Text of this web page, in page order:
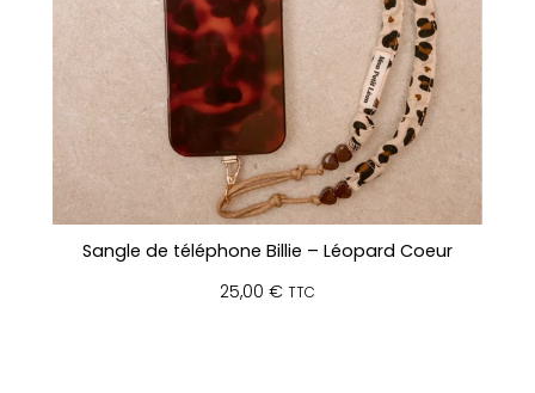
Sangle de téléphone Billie – Léopard Coeur
25,00 € TTC